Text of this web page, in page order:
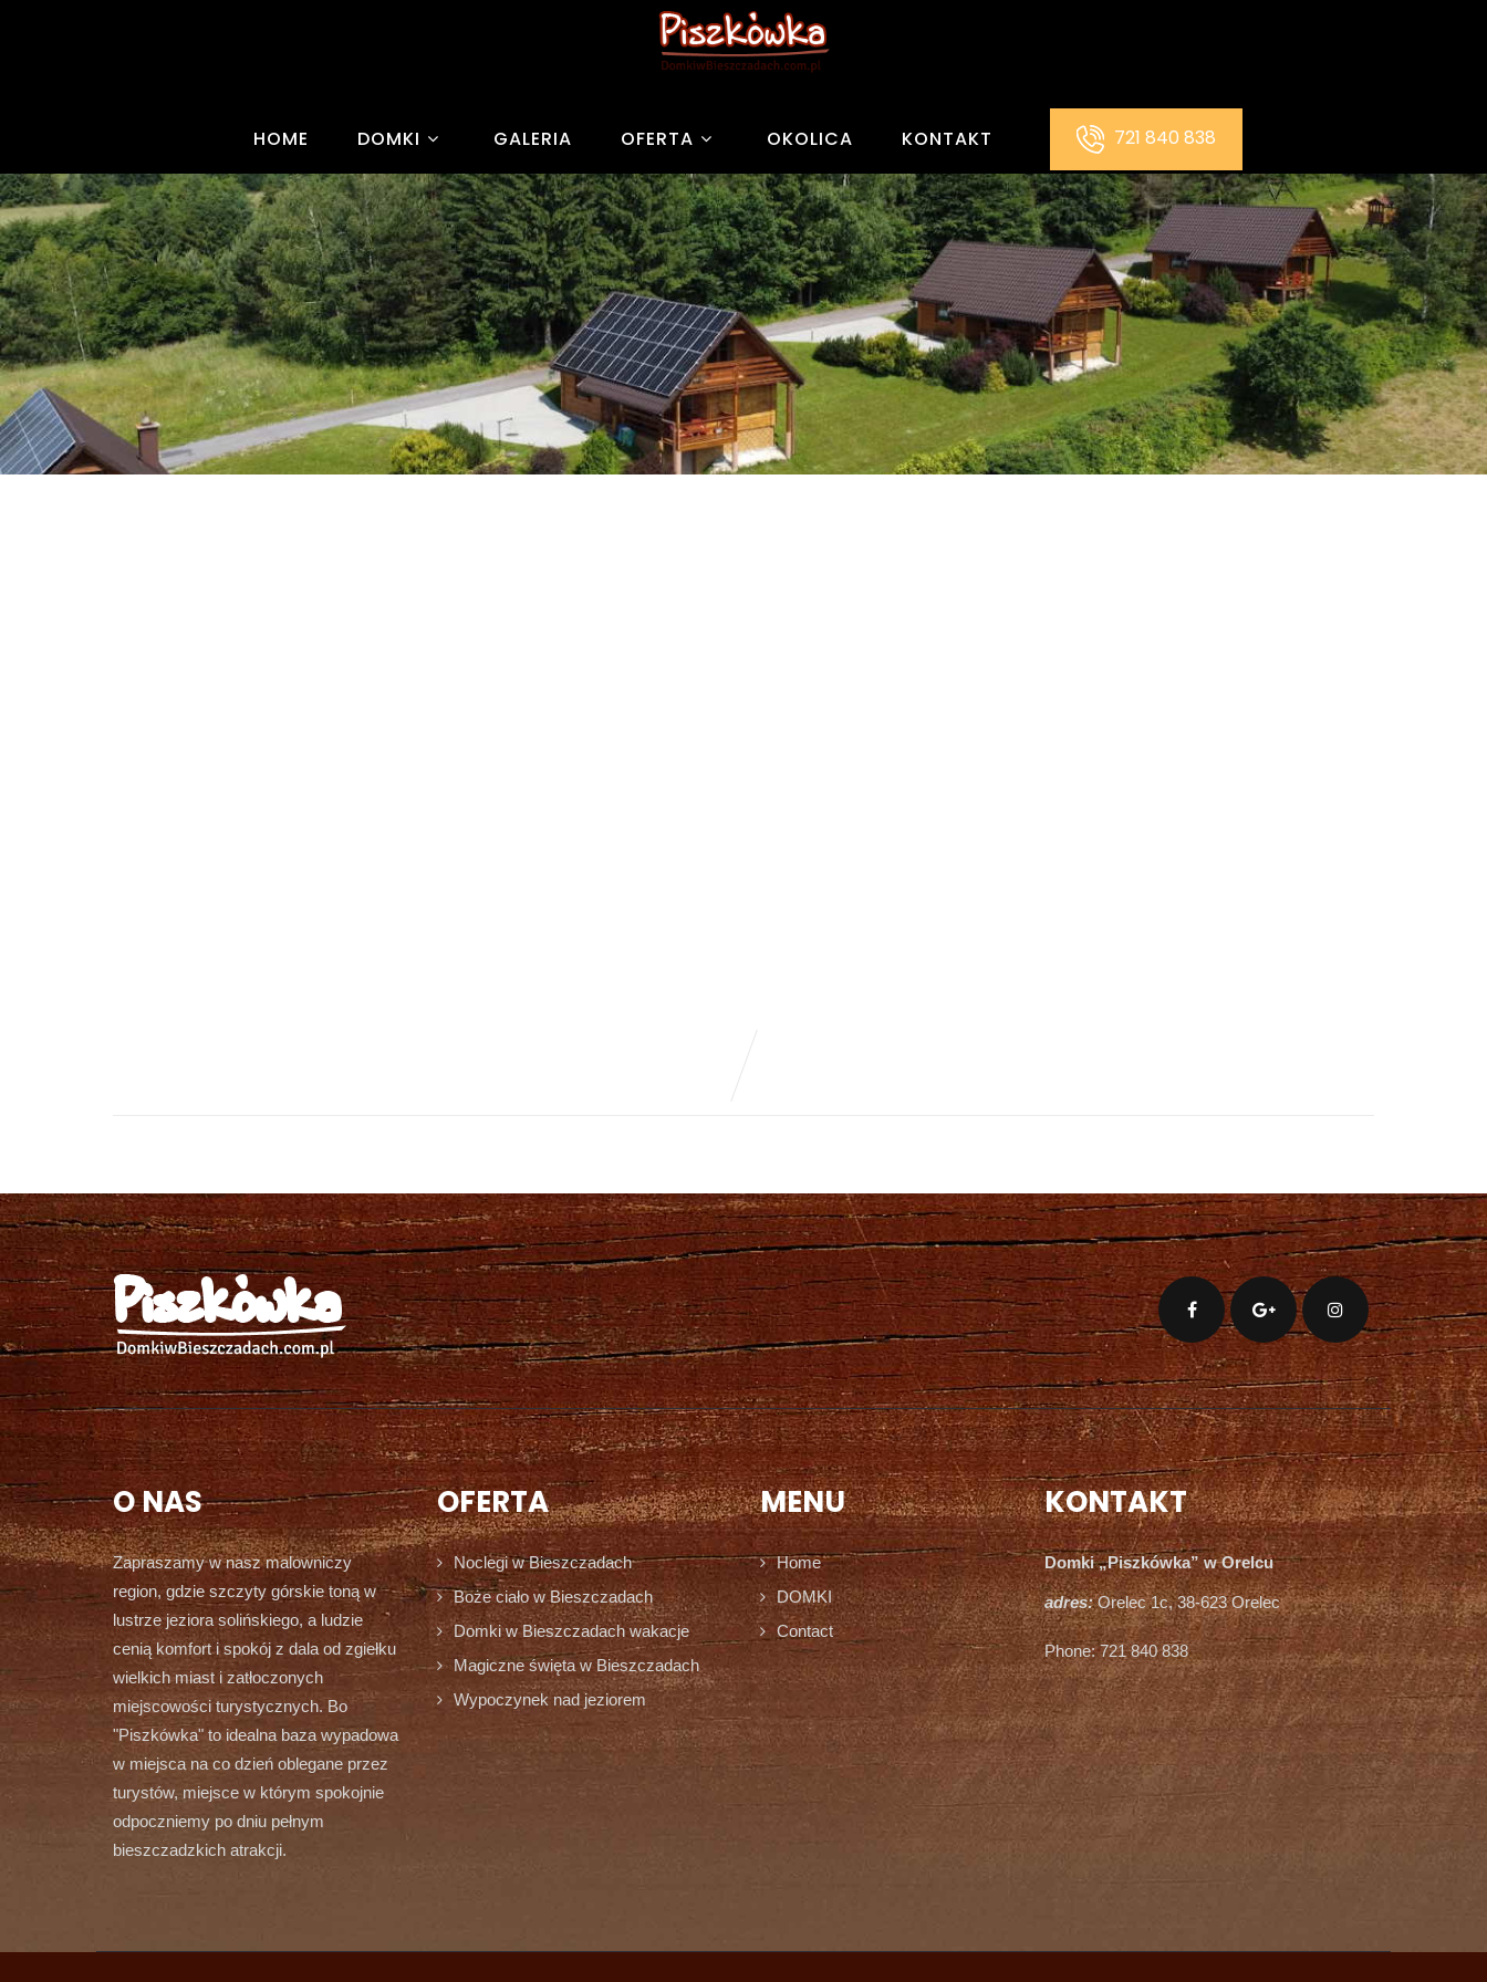
HOME DOMKI GALERIA OFERTA OKOLICA KONTAKT 721 840 838
O NAS
Zapraszamy w nasz malowniczy
region, gdzie szczyty górskie toną w
lustrze jeziora solińskiego, a ludzie
cenią komfort i spokój z dala od zgiełku
wielkich miast i zatłoczonych
miejscowości turystycznych. Bo
"Piszkówka" to idealna baza wypadowa
w miejsca na co dzień oblegane przez
turystów, miejsce w którym spokojnie
odpoczniemy po dniu pełnym
bieszczadzkich atrakcji.
OFERTA
Noclegi w Bieszczadach
Boże ciało w Bieszczadach
Domki w Bieszczadach wakacje
Magiczne święta w Bieszczadach
Wypoczynek nad jeziorem
MENU
Home
DOMKI
Contact
KONTAKT
Domki „Piszkówka” w Orelcu
adres:Orelec 1c, 38-623 Orelec
Phone: 721 840 838